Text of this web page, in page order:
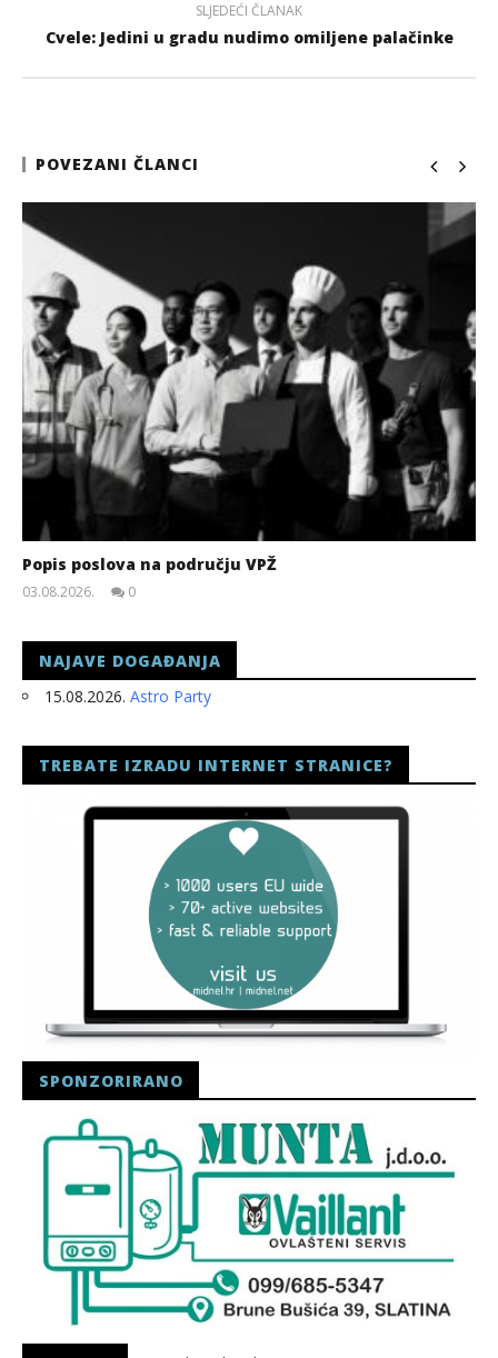
SLJEDEĆI ČLANAK
Cvele: Jedini u gradu nudimo omiljene palačinke
POVEZANI ČLANCI
Popis poslova na području VPŽ
03.08.2026.
0
NAJAVE DOGAĐANJA
15.08.2026. Astro Party
TREBATE IZRADU INTERNET STRANICE?
SPONZORIRANO